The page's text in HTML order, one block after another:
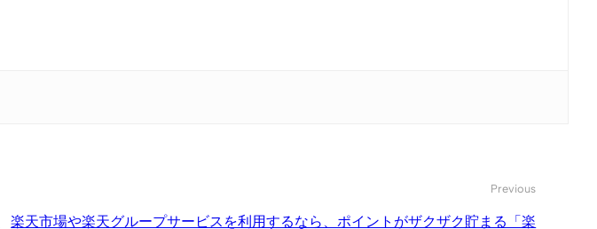
Previous
楽天市場や楽天グループサービスを利用するなら、ポイントがザクザク貯まる「楽